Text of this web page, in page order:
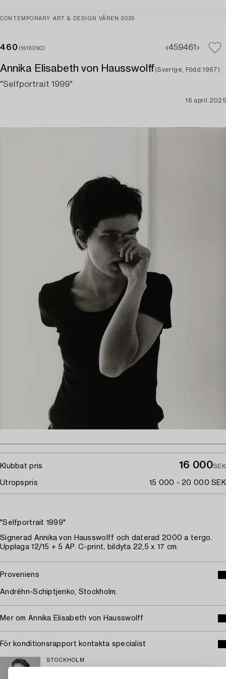
CONTEMPORARY ART & DESIGN VÅREN 2025
460 (1619090) 459461
Annika Elisabeth von Hausswolff(Sverige, Född 1967)
"Selfportrait 1999"
16 april 2025
Klubbat pris 16 000SEK
Utropspris 15 000 - 20 000 SEK
"Selfportrait 1999"
Signerad Annika von Hausswolff och daterad 2000 a tergo.
Upplaga 12/15 + 5 AP. C-print, bildyta 22,5 x 17 cm.
Proveniens
Andréhn-Schiptjenko, Stockholm.
Mer om Annika Elisabeth von Hausswolff
För konditionsrapport kontakta specialist
STOCKHOLM